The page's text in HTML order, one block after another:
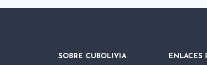
SOBRE CUBOLIVIA ENLACES